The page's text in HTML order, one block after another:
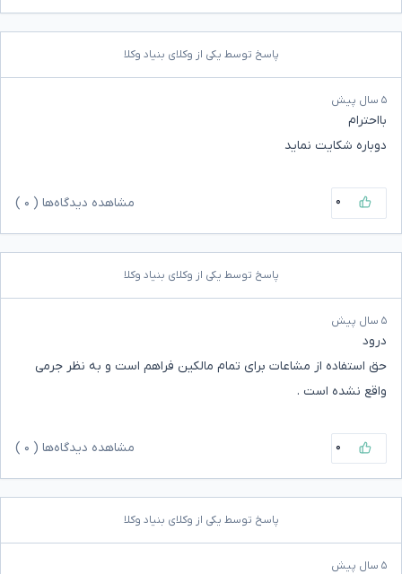
پاسخ توسط یکی از وکلای بنیاد وکلا
۵ سال پیش
بااحترام
دوباره شکایت نماید
۰ مشاهده دیدگاه‌ها ( ۰
پاسخ توسط یکی از وکلای بنیاد وکلا
۵ سال پیش
درود
حق استفاده از مشاعات برای تمام مالکین فراهم است و به نظر جرمی
واقع نشده است .
۰ مشاهده دیدگاه‌ها ( ۰
پاسخ توسط یکی از وکلای بنیاد وکلا
۵ سال پیش